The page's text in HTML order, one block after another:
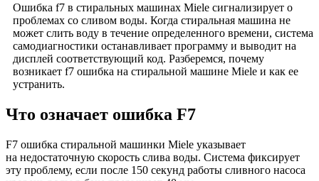
Ошибка f7 в стиральных машинах Miele сигнализирует о
проблемах со сливом воды. Когда стиральная машина не
может слить воду в течение определенного времени, система
самодиагностики останавливает программу и выводит на
дисплей соответствующий код. Разберемся, почему
возникает f7 ошибка на стиральной машине Miele и как ее
устранить.
Что означает ошибка F7
F7 ошибка стиральной машинки Miele указывает
на недостаточную скорость слива воды. Система фиксирует
эту проблему, если после 150 секунд работы сливного насоса